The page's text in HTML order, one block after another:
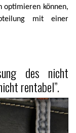
optimieren können,
mit einer
des nicht
rentabel”.